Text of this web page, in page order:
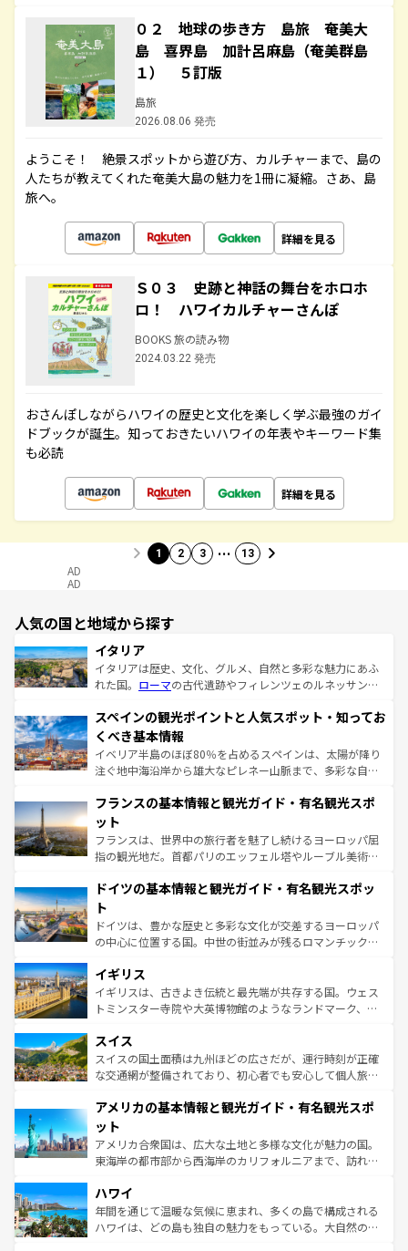
０２ 地球の歩き方 島旅 奄美大
島 喜界島 加計呂麻島（奄美群島
１） ５訂版
島旅
2026.08.06 発売
ようこそ！ 絶景スポットから遊び方、カルチャーまで、島の
人たちが教えてくれた奄美大島の魅力を1冊に凝縮。さあ、島
旅へ。
詳細を見る
Ｓ０３ 史跡と神話の舞台をホロホ
ロ！ ハワイカルチャーさんぽ
BOOKS 旅の読み物
2024.03.22 発売
おさんぽしながらハワイの歴史と文化を楽しく学ぶ最強のガイ
ドブックが誕生。知っておきたいハワイの年表やキーワード集
も必読
詳細を見る
1 2 3 … 13
AD
AD
人気の国と地域から探す
イタリア
イタリアは歴史、文化、グルメ、自然と多彩な魅力にあふ
れた国。 ローマの古代遺跡やフィレンツェのルネッサンス
ろん、トスカーナの美しい田園風景やアマルフィ海岸の絶
景など、自然景観も見逃せない。観光の合間には、本場の
ピザやパスタなど、絶品のイタリア料理を堪能することも
できる。朝目覚めてから夜眠るまで、すべての瞬間を楽し
なお、新着のイタリア情報はコンテンツ一覧を参照してほ
しい。
スペインの観光ポイントと人気スポット・知ってお
くべき基本情報
イベリア半島のほぼ80％を占めるスペインは、太陽が降り
注ぐ地中海沿岸から雄大なピレネー山脈まで、多彩な自然
文化が根付くこの国では、情熱的なフラメンコ、熱気あふ
れる闘牛、そして美味しいタパスが生活の一部となってい
る。首都マドリードの洗練された雰囲気や、バルセロナの
アートに溢れた街角から、地方では古代ローマ遺跡や中世
せる。地方によって風土や気候が異なるスペインはその個
ンテンツ一覧 を参照してほしい。
フランスの基本情報と観光ガイド・有名観光スポ
ット
フランスは、世界中の旅行者を魅了し続けるヨーロッパ屈
指の観光地だ。首都パリのエッフェル塔やルーブル美術館
で、幅広い魅力が詰まっている。華麗な宮殿、歴史的な大
聖堂、美しいビーチ、そして豊かな自然が、訪れる者を心
から魅了する。また、フランスは美食の国としても知ら
れ、フランス料理はユネスコ無形文化遺産にも登録されて
香り高いラベンダー畑など、多彩な楽しみ方が可能だ。さ
らに、パリ以外の地域にも魅力が溢れており、どの街角に
も豊かな歴史と文化が息づいている。パリ以外の個性あふ
を参照してほしい。
ドイツの基本情報と観光ガイド・有名観光スポッ
ト
ドイツは、豊かな歴史と多彩な文化が交差するヨーロッパ
の中心に位置する国。中世の街並みが残るロマンチック街
顔を持つこの国は、どこを歩いても飽きることがない。ベ
ルリンの文化的活気、バイエルン州のアルプスの絶景、そ
してライン川沿いのワイン畑といった風景は必見。ビール
は、お酒好きな人にはぜひ体験してほしい。 なお、新着の
ドイツ情報はコンテンツ一覧を参照してほしい。
イギリス
イギリスは、古きよき伝統と最先端が共存する国。ウェス
トミンスター寺院や大英博物館のようなランドマーク、歴
リアごとに異なる魅力がある。また、優雅なアフタヌーン
ティー、ビール好きにはたまらない英国パブ、サッカー観
戦など、本場だからこそできる体験も豊富。イギリスを旅
ンツ一覧を参照してほしい。
スイス
スイスの国土面積は九州ほどの広さだが、運行時刻が正確
な交通網が整備されており、初心者でも安心して個人旅行
の建物がそのまま残る町や、スイスならではのユニークな
博物館もあり、アルプス観光だけでなく町歩きも満喫する
ことができる。国民の所得が高いため物価も高いが、旅行
者向けの交通パス提供のサービスもあり、うまく活用すれ
着のスイス情報は
アメリカの基本情報と観光ガイド・有名観光スポ
ット
アメリカ合衆国は、広大な土地と多様な文化が魅力の国。
東海岸の都市部から西海岸のカリフォルニアまで、訪れる
のような巨大都市は、観光、ショッピング、エンターテイ
ンメントが詰まった刺激的なスポットだ。一方、アメリカ
西部には大自然が広がり、グランドキャニオンやイエロー
ハワイ
年間を通じて温暖な気候に恵まれ、多くの島で構成される
ハワイは、どの島も独自の魅力をもっている。大自然の神